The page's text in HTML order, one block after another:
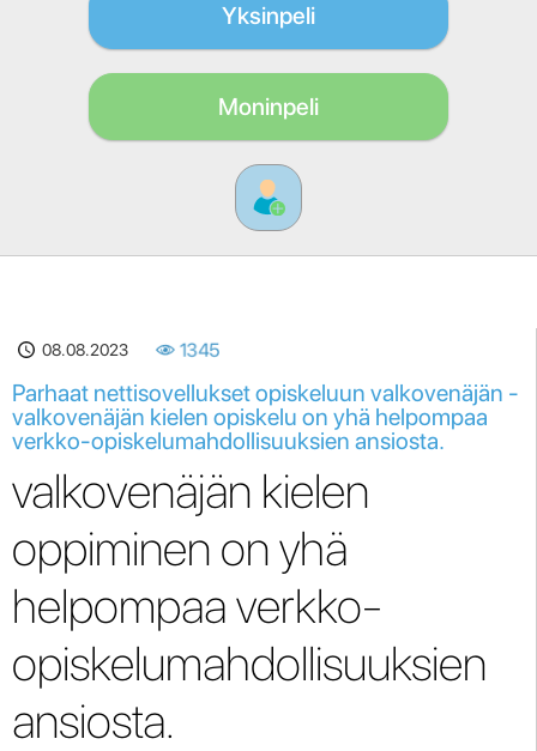
Yksinpeli
Moninpeli
08.08.2023 1345
Parhaat nettisovellukset opiskeluun valkovenäjän -
valkovenäjän kielen opiskelu on yhä helpompaa
verkko-opiskelumahdollisuuksien ansiosta.
valkovenäjän kielen
oppiminen on yhä
helpompaa verkko-
opiskelumahdollisuuksien
ansiosta.